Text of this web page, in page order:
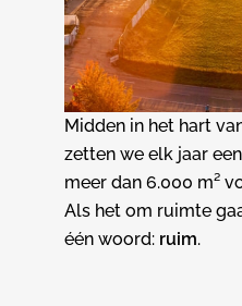
Midden in het hart
zetten we elk jaar
meer dan 6.000 m²
Als het om ruimte
één woord: ruim.